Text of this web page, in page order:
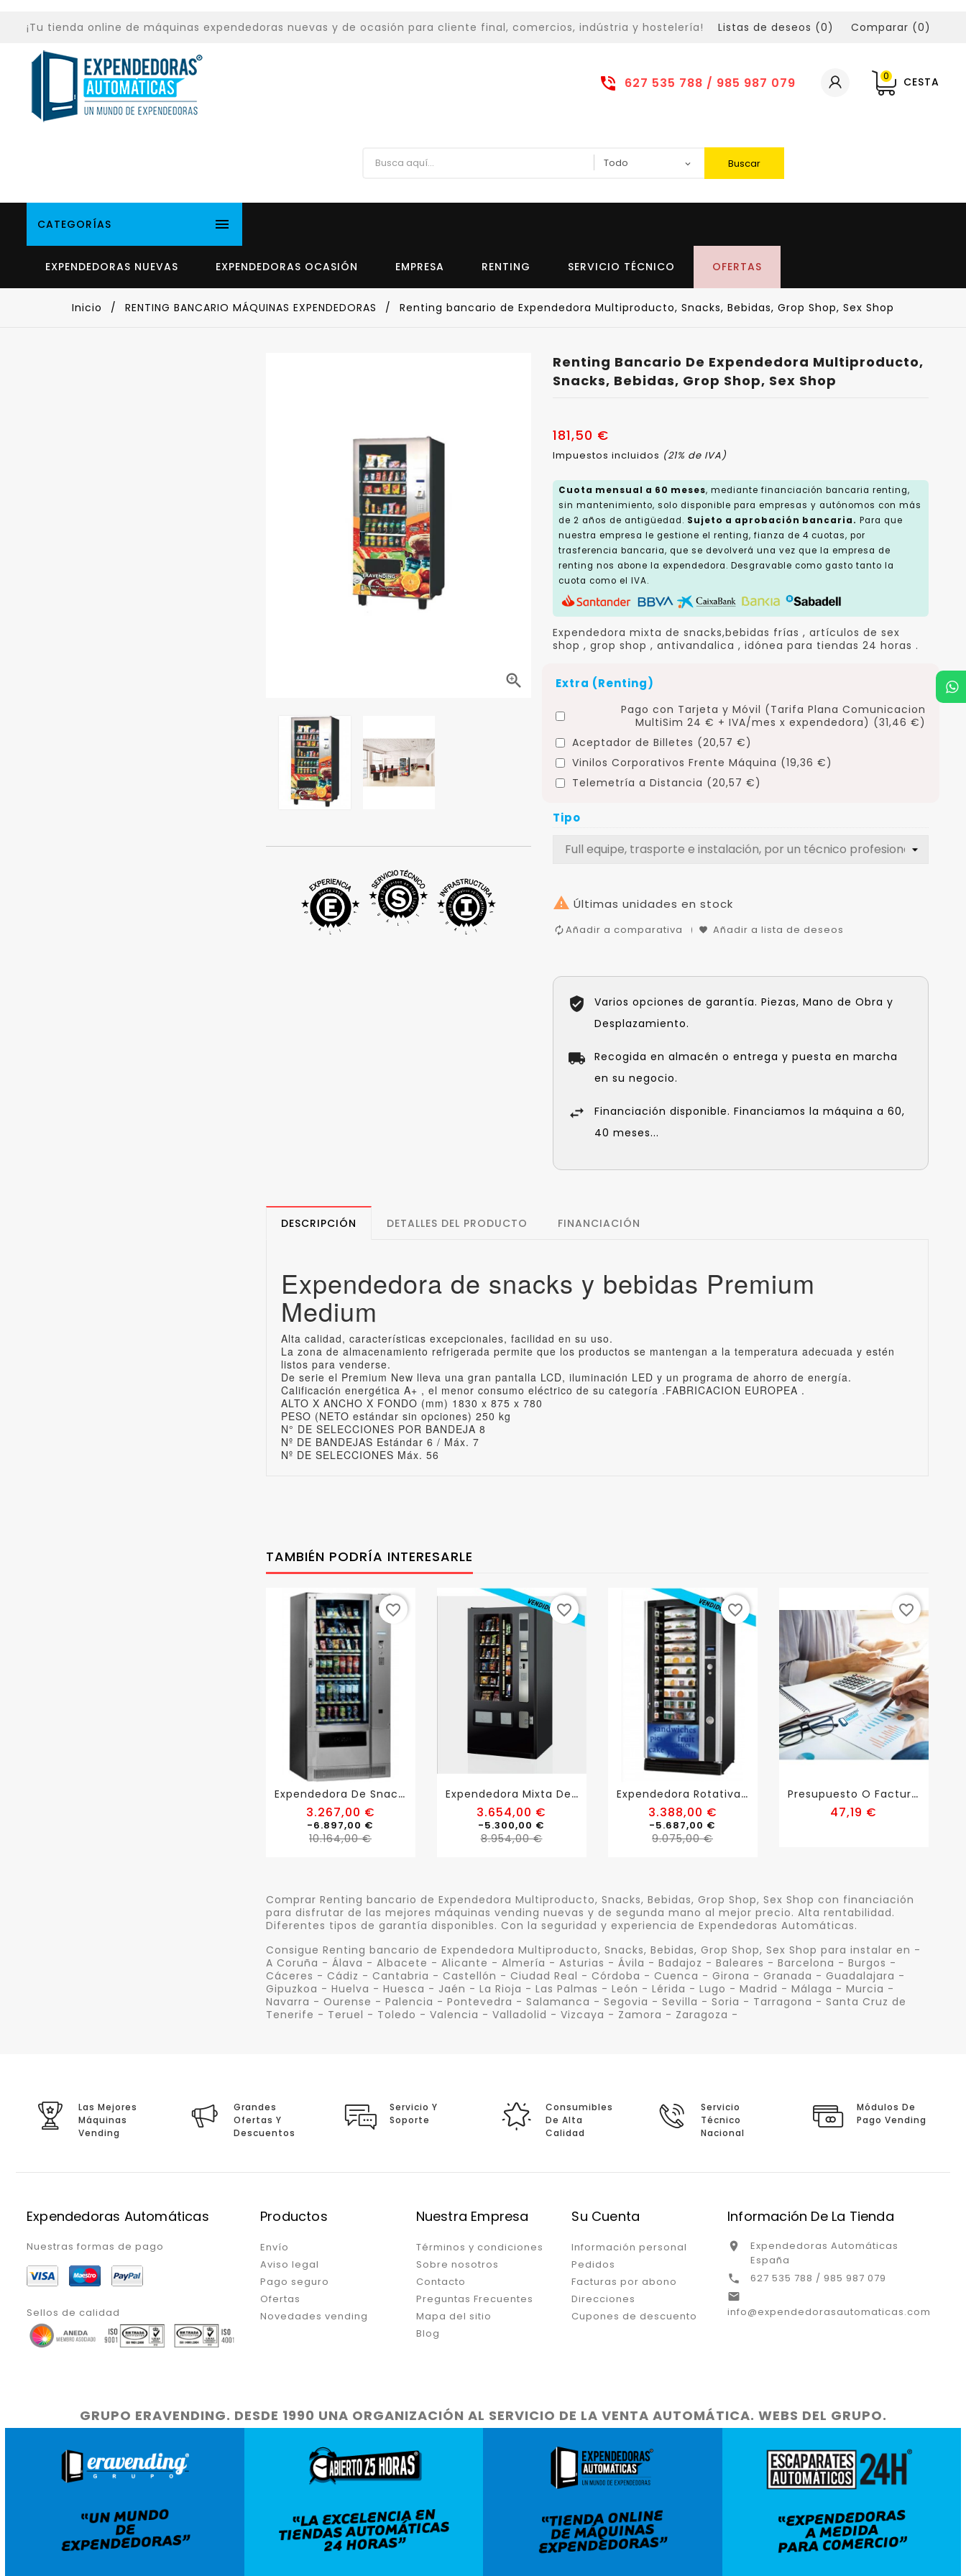
¡Tu tienda online de máquinas expendedoras nuevas y de ocasión para cliente final, comercios, indústria y hostelería! Comparar (0)
Listas de deseos (0)
CESTA
0
627 535 788 / 985 987 079
Buscar
CATEGORÍAS 
EXPENDEDORAS NUEVAS EXPENDEDORAS OCASIÓN EMPRESA RENTING SERVICIO TÉCNICO OFERTAS
Inicio RENTING BANCARIO MÁQUINAS EXPENDEDORAS Renting bancario de Expendedora Multiproducto, Snacks, Bebidas, Grop Shop, Sex Shop

Renting Bancario De Expendedora Multiproducto,
Snacks, Bebidas, Grop Shop, Sex Shop
181,50 €
Impuestos incluidos (21% de IVA)
Cuota mensual a 60 meses, mediante financiación bancaria renting,
sin mantenimiento, solo disponible para empresas y autónomos con más
de 2 años de antigüedad. Sujeto a aprobación bancaria. Para que
nuestra empresa le gestione el renting, fianza de 4 cuotas, por
trasferencia bancaria, que se devolverá una vez que la empresa de
renting nos abone la expendedora. Desgravable como gasto tanto la
cuota como el IVA.
Expendedora mixta de snacks,bebidas frías , artículos de sex
shop , grop shop , antivandalica , idónea para tiendas 24 horas .
Extra (Renting)
Pago con Tarjeta y Móvil (Tarifa Plana Comunicacion
MultiSim 24 € + IVA/mes x expendedora) (31,46 €)
Aceptador de Billetes (20,57 €)
Vinilos Corporativos Frente Máquina (19,36 €)
Telemetría a Distancia (20,57 €)
Tipo
 Últimas unidades en stock
Añadir a comparativa Añadir a lista de deseos
Varios opciones de garantía. Piezas, Mano de Obra y
Desplazamiento.
Recogida en almacén o entrega y puesta en marcha
en su negocio.
Financiación disponible. Financiamos la máquina a 60,
40 meses...
DESCRIPCIÓN DETALLES DEL PRODUCTO FINANCIACIÓN
Expendedora de snacks y bebidas Premium
Medium
Alta calidad, características excepcionales, facilidad en su uso.
La zona de almacenamiento refrigerada permite que los productos se mantengan a la temperatura adecuada y estén
listos para venderse.
De serie el Premium New lleva una gran pantalla LCD, iluminación LED y un programa de ahorro de energía.
Calificación energética A+ , el menor consumo eléctrico de su categoría .FABRICACION EUROPEA .
ALTO X ANCHO X FONDO (mm) 1830 x 875 x 780
PESO (NETO estándar sin opciones) 250 kg
N° DE SELECCIONES POR BANDEJA 8
Nº DE BANDEJAS Estándar 6 / Máx. 7
Nº DE SELECCIONES Máx. 56
TAMBIÉN PODRÍA INTERESARLE
E
Xpendedora De Snacks...
3.267,00 €
-6.897,00 €
10.164,00 €Precio
favorite_border
E
Xpendedora Mixta De...
3.654,00 €
-5.300,00 €
8.954,00 €Precio
favorite_border
E
Xpendedora Rotativa...
3.388,00 €
-5.687,00 €
9.075,00 €Precio
favorite_border
P
Resupuesto O Factura...
47,19 €
favorite_border
Comprar Renting bancario de Expendedora Multiproducto, Snacks, Bebidas, Grop Shop, Sex Shop con financiación
para disfrutar de las mejores máquinas vending nuevas y de segunda mano al mejor precio. Alta rentabilidad.
Diferentes tipos de garantía disponibles. Con la seguridad y experiencia de Expendedoras Automáticas.
Consigue Renting bancario de Expendedora Multiproducto, Snacks, Bebidas, Grop Shop, Sex Shop para instalar en -
A Coruña - Álava - Albacete - Alicante - Almería - Asturias - Ávila - Badajoz - Baleares - Barcelona - Burgos -
Cáceres - Cádiz - Cantabria - Castellón - Ciudad Real - Córdoba - Cuenca - Girona - Granada - Guadalajara -
Gipuzkoa - Huelva - Huesca - Jaén - La Rioja - Las Palmas - León - Lérida - Lugo - Madrid - Málaga - Murcia -
Navarra - Ourense - Palencia - Pontevedra - Salamanca - Segovia - Sevilla - Soria - Tarragona - Santa Cruz de
Tenerife - Teruel - Toledo - Valencia - Valladolid - Vizcaya - Zamora - Zaragoza -
Las Mejores
Máquinas
Vending
Grandes
Ofertas Y
Descuentos
Servicio Y
Soporte
Consumibles
De Alta
Calidad
Servicio
Técnico
Nacional
Módulos De
Pago Vending
Expendedoras Automáticas
Nuestras formas de pago
Sellos de calidad
Productos
Envío
Aviso legal
Pago seguro
Ofertas
Novedades vending
Nuestra Empresa
Términos y condiciones
Sobre nosotros
Contacto
Preguntas Frecuentes
Mapa del sitio
Blog
Su Cuenta
Información personal
Pedidos
Facturas por abono
Direcciones
Cupones de descuento
Información De La Tienda

Expendedoras Automáticas
España
 627 535 788 / 985 987 079

info@expendedorasautomaticas.com
GRUPO ERAVENDING. DESDE 1990 UNA ORGANIZACIÓN AL SERVICIO DE LA VENTA AUTOMÁTICA. WEBS DEL GRUPO.